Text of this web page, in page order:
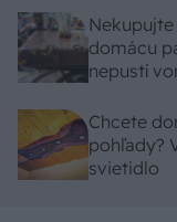
domácu
nepustí
Chcete
pohľady?
svietidlo